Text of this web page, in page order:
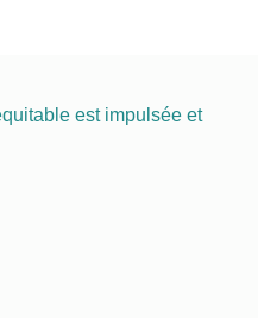
est impulsée et